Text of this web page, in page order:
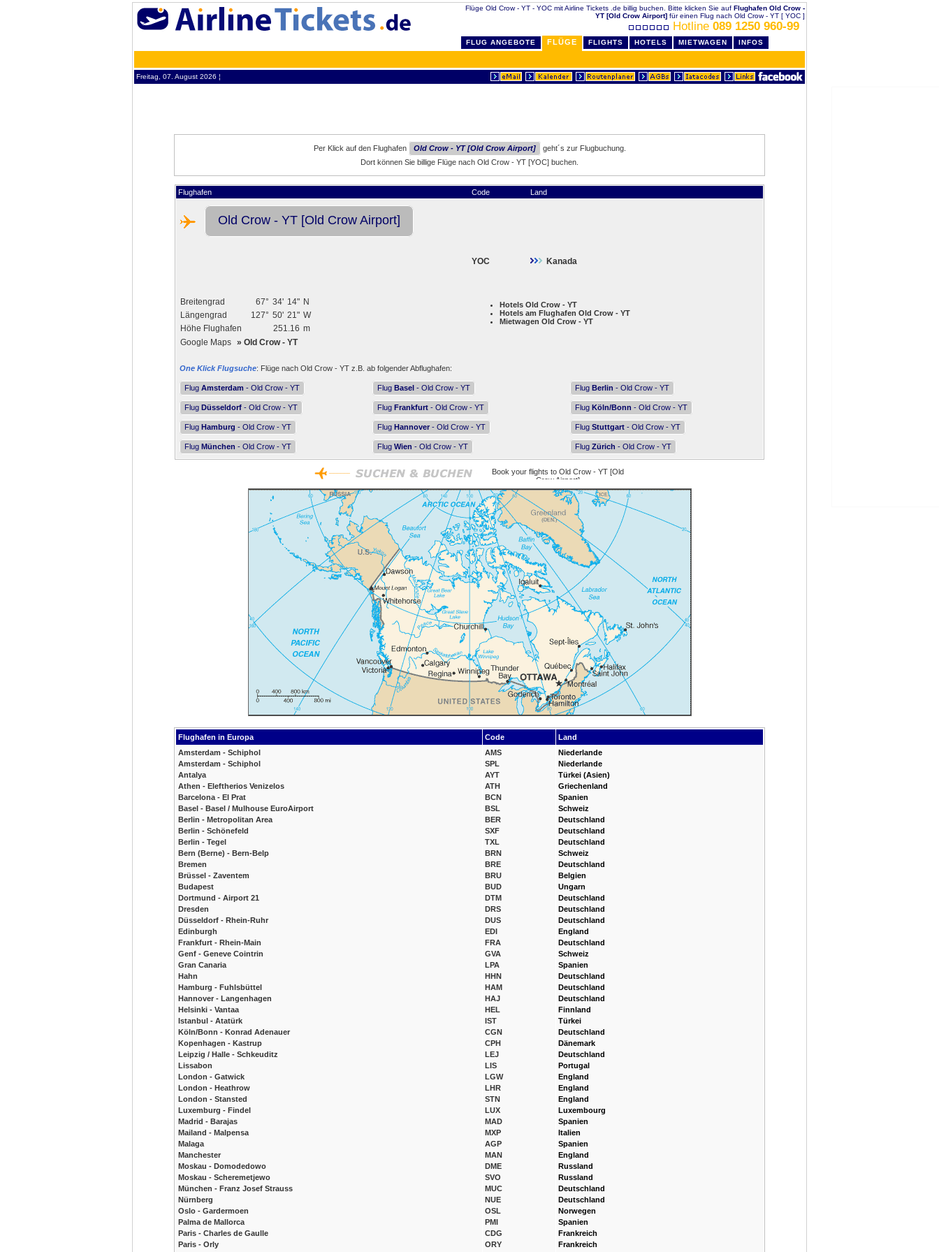
Flüge Old Crow - YT - YOC mit Airline Tickets .de billig buchen. Bitte klicken Sie auf Flughafen Old Crow -
YT [Old Crow Airport] für einen Flug nach Old Crow - YT [ YOC ]
Hotline 089 1250 960-99
FLUG ANGEBOTE FLÜGE FLIGHTS HOTELS MIETWAGEN INFOS
Freitag, 07. August 2026 ¦
Per Klick auf den Flughafen Old Crow - YT [Old Crow Airport]
geht´s zur Flugbuchung.
Dort können Sie billige Flüge nach Old Crow - YT [YOC] buchen.
Flughafen Code Land
Old Crow - YT [Old Crow Airport]
YOC Kanada
Breitengrad 67° 34' 14" N
Längengrad
127° 50' 21" W
Höhe Flughafen
251.16 m
Google Maps » Old Crow - YT
Hotels Old Crow - YT
Hotels am Flughafen Old Crow - YT
Mietwagen Old Crow - YT
One Klick Flugsuche: Flüge nach Old Crow - YT z.B. ab folgender Abflughafen:
Flug Amsterdam - Old Crow - YT Flug Basel - Old Crow - YT Flug Berlin - Old Crow - YT
Flug Düsseldorf - Old Crow - YT Flug Frankfurt - Old Crow - YT Flug Köln/Bonn - Old Crow - YT
Flug Hamburg - Old Crow - YT Flug Hannover - Old Crow - YT Flug Stuttgart - Old Crow - YT
Flug München - Old Crow - YT Flug Wien - Old Crow - YT Flug Zürich - Old Crow - YT
Flughafen in Europa Code
Land
Amsterdam - Schiphol
Amsterdam - Schiphol
Antalya
Athen - Eleftherios Venizelos
Barcelona - El Prat
Basel - Basel / Mulhouse EuroAirport
Berlin - Metropolitan Area
Berlin - Schönefeld
Berlin - Tegel
Bern (Berne) - Bern-Belp
Bremen
Brüssel - Zaventem
Budapest
Dortmund - Airport 21
Dresden
Düsseldorf - Rhein-Ruhr
Edinburgh
Frankfurt - Rhein-Main
Genf - Geneve Cointrin
Gran Canaria
Hahn
Hamburg - Fuhlsbüttel
Hannover - Langenhagen
Helsinki - Vantaa
Istanbul - Atatürk
Köln/Bonn - Konrad Adenauer
Kopenhagen - Kastrup
Leipzig / Halle - Schkeuditz
Lissabon
London - Gatwick
London - Heathrow
London - Stansted
Luxemburg - Findel
Madrid - Barajas
Mailand - Malpensa
Malaga
Manchester
Moskau - Domodedowo
Moskau - Scheremetjewo
München - Franz Josef Strauss
Nürnberg
Oslo - Gardermoen
Palma de Mallorca
Paris - Charles de Gaulle
Paris - Orly
AMS
SPL
AYT
ATH
BCN
BSL
BER
SXF
TXL
BRN
BRE
BRU
BUD
DTM
DRS
DUS
EDI
FRA
GVA
LPA
HHN
HAM
HAJ
HEL
IST
CGN
CPH
LEJ
LIS
LGW
LHR
STN
LUX
MAD
MXP
AGP
MAN
DME
SVO
MUC
NUE
OSL
PMI
CDG
ORY
Niederlande
Niederlande
Türkei (Asien)
Griechenland
Spanien
Schweiz
Deutschland
Deutschland
Deutschland
Schweiz
Deutschland
Belgien
Ungarn
Deutschland
Deutschland
Deutschland
England
Deutschland
Schweiz
Spanien
Deutschland
Deutschland
Deutschland
Finnland
Türkei
Deutschland
Dänemark
Deutschland
Portugal
England
England
England
Luxembourg
Spanien
Italien
Spanien
England
Russland
Russland
Deutschland
Deutschland
Norwegen
Spanien
Frankreich
Frankreich